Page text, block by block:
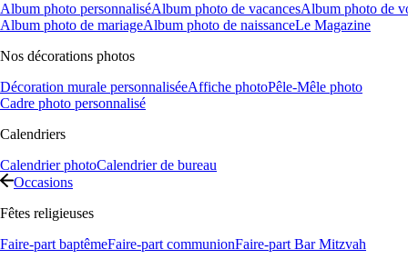
Album photo personnaliséAlbum photo de vacancesAlbum photo de
Album photo de mariageAlbum photo de naissanceLe Magazine
Nos décorations photos
Décoration murale personnaliséeAffiche photoPêle-Mêle photo
Cadre photo personnalisé
Calendriers
Calendrier photoCalendrier de bureau
Occasions
Fêtes religieuses
Faire-part baptêmeFaire-part communionFaire-part Bar Mitzvah